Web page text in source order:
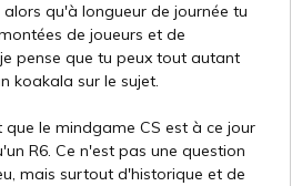
qu'à longueur de journée tu
de joueurs et de
pense que tu peux tout autant
koakala sur le sujet.
que le mindgame CS est à ce jour
R6. Ce n'est pas une question
mais surtout d'historique et de